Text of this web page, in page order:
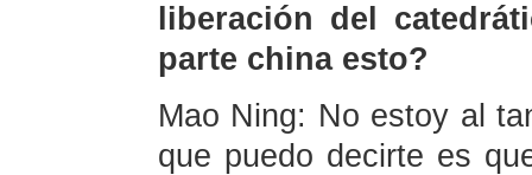
liberación del
parte china esto?
Mao Ning: No estoy al
que puedo decirte es